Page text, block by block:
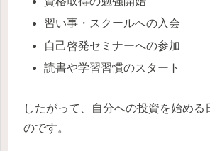
習い事・スクールへの入会
自己啓発セミナーへの参加
読書や学習習慣のスタート
したがって、自分への投資を始める
のです。